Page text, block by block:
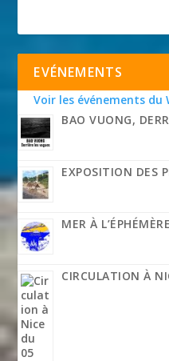
EVÉNEMENTS
Voir les événements du
BAO VUONG,
EXPOSITION DES
MER À L’ÉPHÉMÈRE
CIRCULATION À